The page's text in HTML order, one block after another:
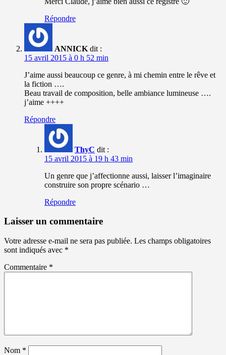
Répondre
ANNICK dit :
15 avril 2015 à 0 h 52 min
J’aime aussi beaucoup ce genre, à mi chemin entre le rêve et
la fiction ….
Beau travail de composition, belle ambiance lumineuse ….
j’aime ++++
Répondre
ThyC dit :
15 avril 2015 à 19 h 43 min
Un genre que j’affectionne aussi, laisser l’imaginaire
construire son propre scénario …
Répondre
Laisser un commentaire
Votre adresse e-mail ne sera pas publiée. Les champs obligatoires
sont indiqués avec *
Commentaire *
Nom *